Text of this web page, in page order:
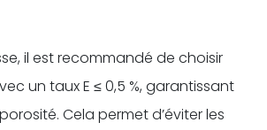
il est recommandé de choisir
un taux E ≤ 0,5 %, garantissant
Cela permet d’éviter les